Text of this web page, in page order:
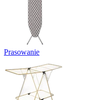
Prasowanie